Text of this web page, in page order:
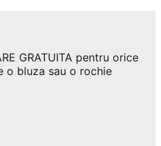
GRATUITA pentru orice
o bluza sau o rochie